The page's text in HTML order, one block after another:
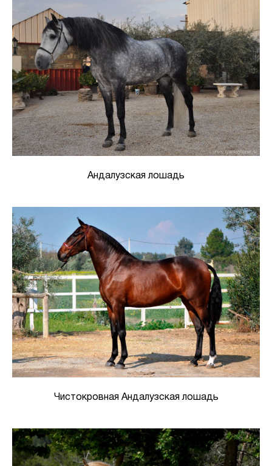
Андалузская лошадь
Чистокровная Андалузская лошадь